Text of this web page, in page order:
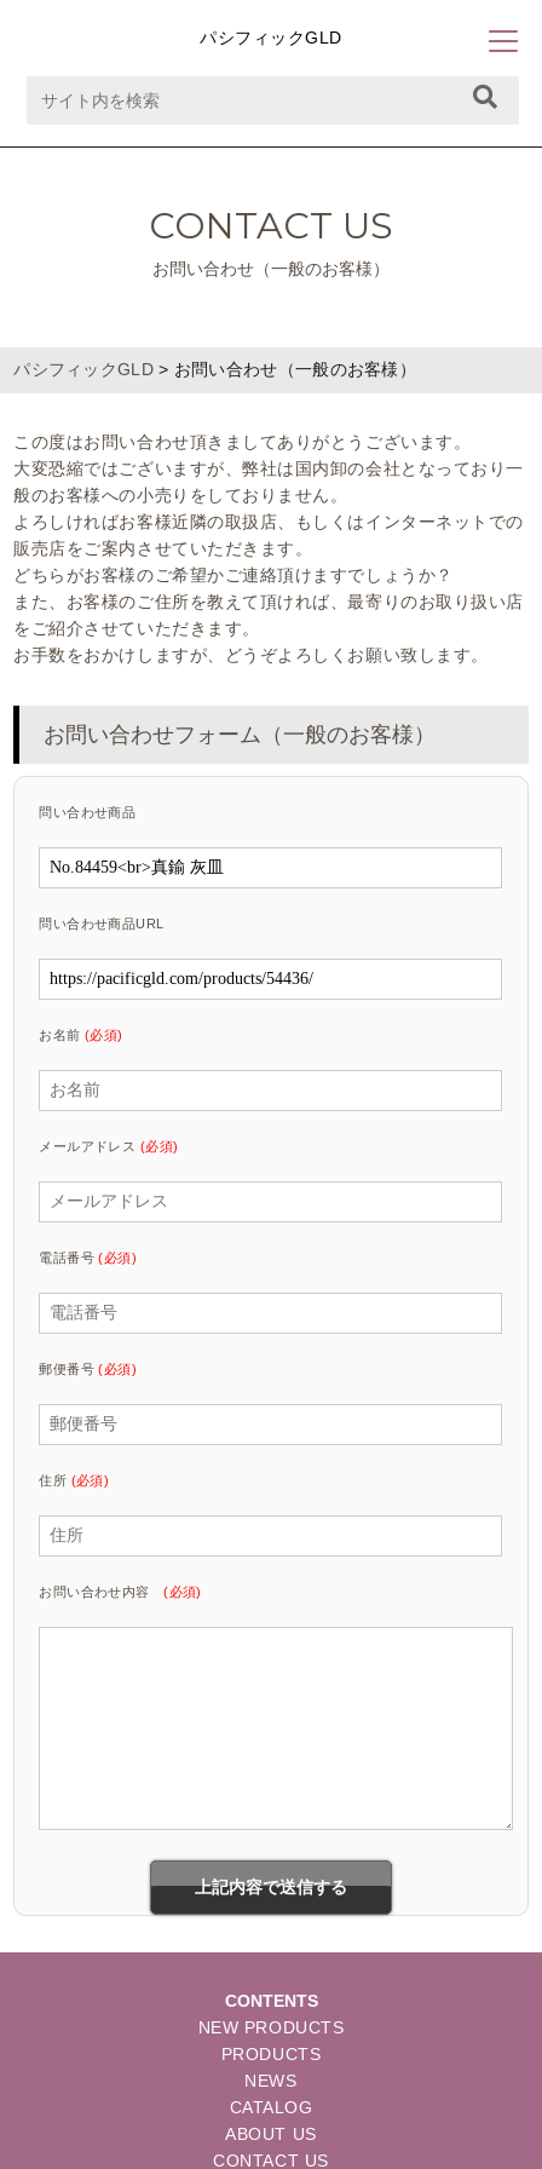
パシフィックGLD
CONTACT US
お問い合わせ（一般のお客様）
パシフィックGLD> お問い合わせ（一般のお客様）
この度はお問い合わせ頂きましてありがとうございます。
大変恐縮ではございますが、弊社は国内卸の会社となっており一
般のお客様への小売りをしておりません。
よろしければお客様近隣の取扱店、もしくはインターネットでの
販売店をご案内させていただきます。
どちらがお客様のご希望かご連絡頂けますでしょうか？
また、お客様のご住所を教えて頂ければ、最寄りのお取り扱い店
をご紹介させていただきます。
お手数をおかけしますが、どうぞよろしくお願い致します。
お問い合わせフォーム（一般のお客様）
問い合わせ商品
問い合わせ商品URL
お名前 (必須)
メールアドレス (必須)
電話番号(必須)
郵便番号(必須)
住所 (必須)
お問い合わせ内容(必須)
CONTENTS
NEW PRODUCTS
PRODUCTS
NEWS
CATALOG
ABOUT US
CONTACT US